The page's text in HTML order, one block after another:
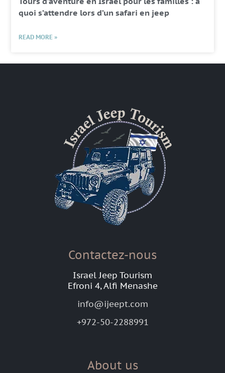
quoi s’attendre lors d’un safari en jeep
READ MORE »
Contactez-nous
Israel Jeep Tourism
Efroni 4, Alfi Menashe
info@ijeept.com
+972-50-2288991
About us